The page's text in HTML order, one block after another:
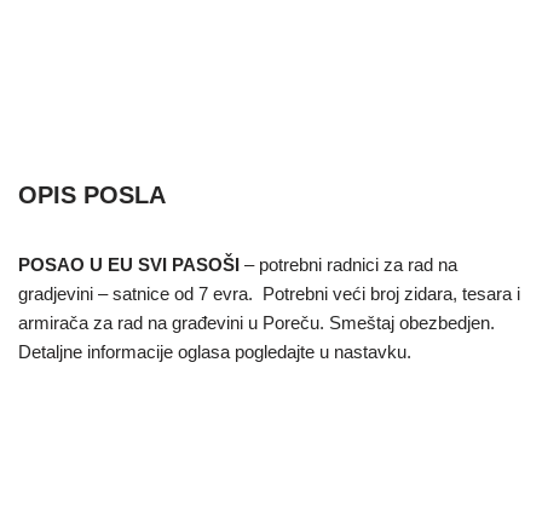
OPIS POSLA
POSAO U EU SVI PASOŠI – potrebni radnici za rad na
gradjevini – satnice od 7 evra. Potrebni veći broj zidara, tesara i
armirača za rad na građevini u Poreču. Smeštaj obezbedjen.
Detaljne informacije oglasa pogledajte u nastavku.